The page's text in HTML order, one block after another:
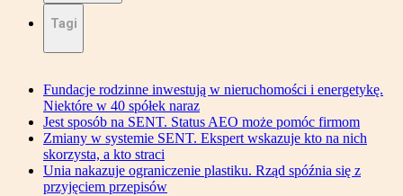
Tagi
Fundacje rodzinne inwestują w nieruchomości i energetykę.
Niektóre w 40 spółek naraz
Jest sposób na SENT. Status AEO może pomóc firmom
Zmiany w systemie SENT. Ekspert wskazuje kto na nich
skorzysta, a kto straci
Unia nakazuje ograniczenie plastiku. Rząd spóźnia się z
przyjęciem przepisów